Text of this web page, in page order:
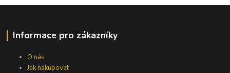
Informace pro zákazníky
O nás
Jak nakupovat